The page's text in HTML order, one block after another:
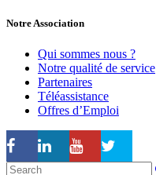
Notre Association
Qui sommes nous ?
Notre qualité de service
Partenaires
Téléassistance
Offres d’Emploi